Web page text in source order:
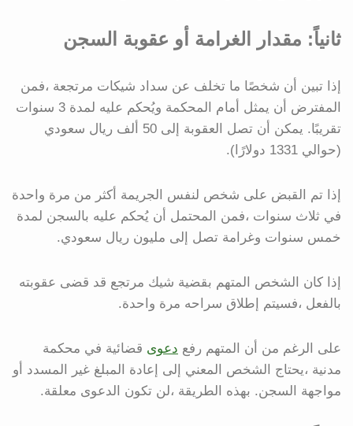
ثانياً: مقدار الغرامة أو عقوبة السجن
إذا تبين أن شخصًا ما تخلف عن سداد شيكات مرتجعة ،فمن
المفترض أن يمثل أمام المحكمة ويُحكم عليه لمدة 3 سنوات
تقريبًا. يمكن أن تصل العقوبة إلى 50 ألف ريال سعودي
(حوالي 1331 دولارًا).
إذا تم القبض على شخص لنفس الجريمة أكثر من مرة واحدة
في ثلاث سنوات ،فمن المحتمل أن يُحكم عليه بالسجن لمدة
خمس سنوات وغرامة تصل إلى مليون ريال سعودي.
إذا كان الشخص المتهم بقضية شيك مرتجع قد قضى عقوبته
بالفعل ،فسيتم إطلاق سراحه مرة واحدة.
على الرغم من أن المتهم رفع دعوى قضائية في محكمة
مدنية ،يحتاج الشخص المعني إلى إعادة المبلغ غير المسدد أو
مواجهة السجن. بهذه الطريقة ،لن تكون الدعوى معلقة.